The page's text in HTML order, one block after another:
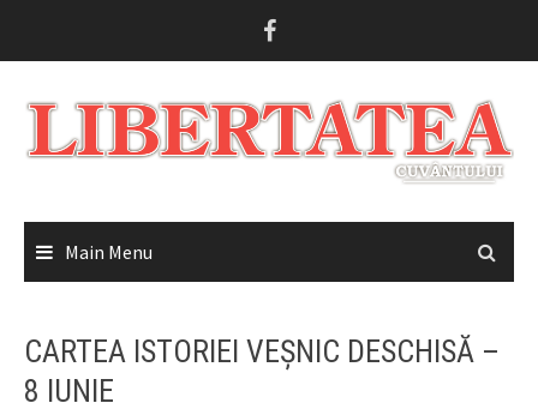
Main Menu
CARTEA ISTORIEI VEȘNIC DESCHISĂ –
8 IUNIE